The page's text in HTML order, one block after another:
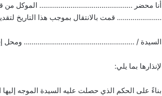
أنا محضر ………………………………………… الموكل من قبل
………………….. قمت بالانتقال بموجب هذا التاريخ
السيدة / ………………………………………………… ومحل
لإنذارها بما يلي:
بناءً على الحكم الذي حصلت عليه السيدة الموجه